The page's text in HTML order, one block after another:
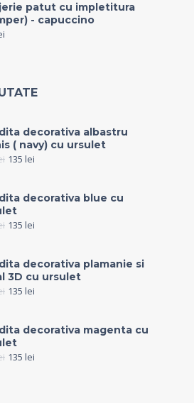
patut cu impletitura
- capuccino
decorativa albastru
( navy) cu ursulet
135 lei
decorativa blue cu
135 lei
decorativa plamanie si
3D cu ursulet
135 lei
decorativa magenta cu
135 lei